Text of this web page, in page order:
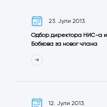
23. Јули 2013.
Одбор директора НИС-а
Бобкова за новог члана
12. Јули 2013.